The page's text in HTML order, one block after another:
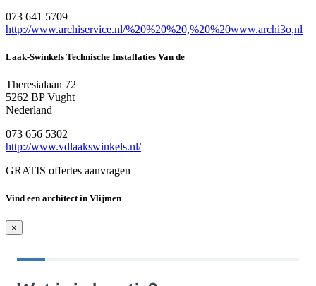
073 641 5709
http://www.archiservice.nl/%20%20%20,%20%20www.archi3o,nl
Laak-Swinkels Technische Installaties Van de
Theresialaan 72
5262 BP Vught
Nederland
073 656 5302
http://www.vdlaakswinkels.nl/
GRATIS offertes aanvragen
Vind een architect in Vlijmen
×